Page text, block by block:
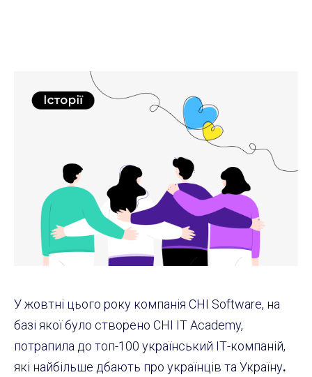
У жовтні цього року компанія CHI Software, на
базі якої було створено CHI IT Academy,
потрапила до топ-100 український ІТ-компаній,
які найбільше дбають про українців та Україну.